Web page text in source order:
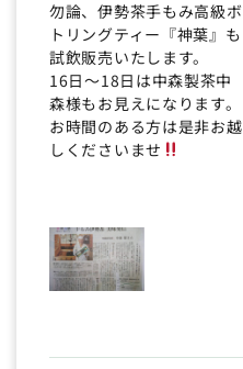
勿論、伊勢茶手もみ高級ボ
トリングティー『神葉』も
試飲販売いたします。
16日〜18日は中森製茶中
森様もお見えになります。
お時間のある方は是非お越
しくださいませ